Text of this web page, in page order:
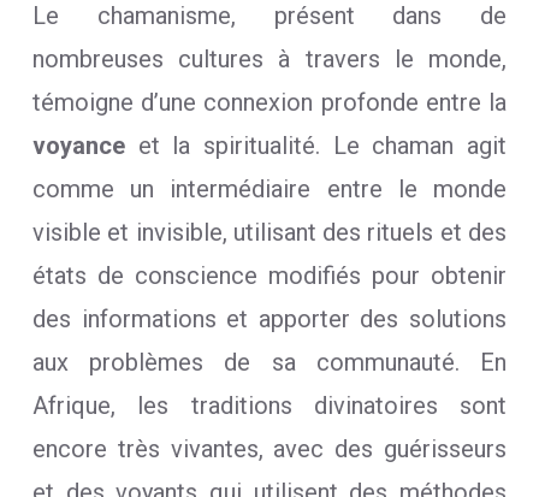
Le chamanisme, présent dans de
nombreuses cultures à travers le monde,
témoigne d’une connexion profonde entre la
voyance et la spiritualité. Le chaman agit
comme un intermédiaire entre le monde
visible et invisible, utilisant des rituels et des
états de conscience modifiés pour obtenir
des informations et apporter des solutions
aux problèmes de sa communauté. En
Afrique, les traditions divinatoires sont
encore très vivantes, avec des guérisseurs